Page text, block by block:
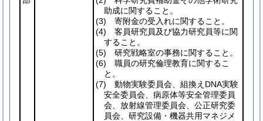
助成に関すること。
(3) 寄附金の受入れに関すること。
(4) 客員研究員及び協力研究員等に関
すること。
(5) 研究戦略室の事務に関すること。
(6) 職員の研究倫理教育に関するこ
と。
(7) 動物実験委員会、組換えDNA実験
安全委員会、病原体等安全管理委員
会、放射線管理委員会、公正研究委
員会、研究設備・機器共用マネジメ